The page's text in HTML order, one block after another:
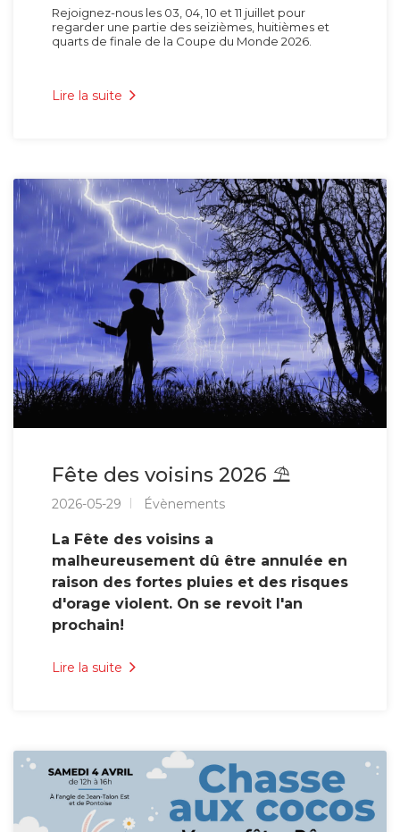
Rejoignez-nous les 03, 04, 10 et 11 juillet pour
regarder une partie des seizièmes, huitièmes et
quarts de finale de la Coupe du Monde 2026.
Lire la suite
Fête des voisins 2026 ⛱️
2026-05-29 Évènements
La Fête des voisins a
malheureusement dû être annulée en
raison des fortes pluies et des risques
d'orage violent. On se revoit l'an
prochain!
Lire la suite